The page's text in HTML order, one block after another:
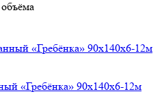
«Гребёнка» 90х140х6-12м